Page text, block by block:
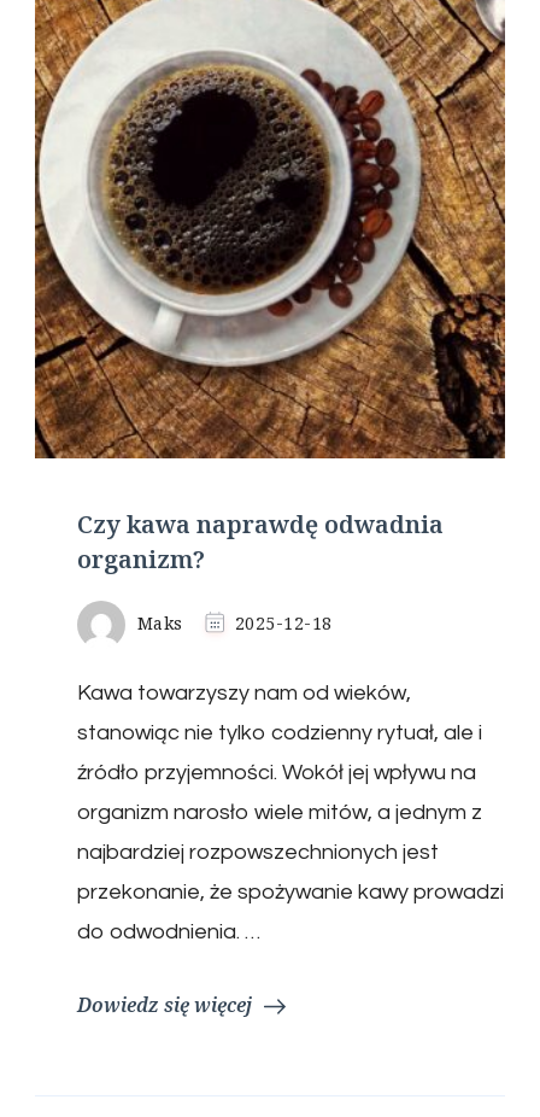
Czy kawa naprawdę odwadnia
organizm?
Maks 2025-12-18
Kawa towarzyszy nam od wieków,
stanowiąc nie tylko codzienny rytuał, ale i
źródło przyjemności. Wokół jej wpływu na
organizm narosło wiele mitów, a jednym z
najbardziej rozpowszechnionych jest
przekonanie, że spożywanie kawy prowadzi
do odwodnienia. …
Dowiedz się więcej